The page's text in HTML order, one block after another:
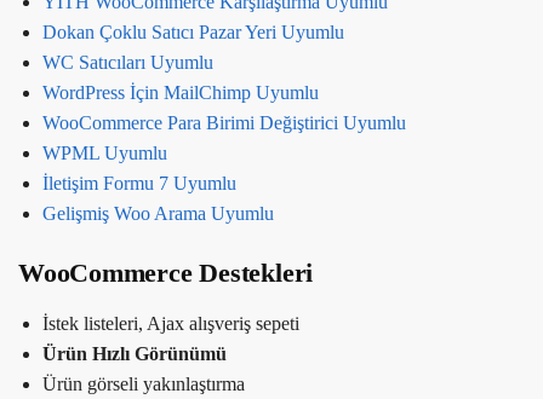
Dokan Çoklu Satıcı Pazar Yeri Uyumlu
WC Satıcıları Uyumlu
WordPress İçin MailChimp Uyumlu
WooCommerce Para Birimi Değiştirici Uyumlu
WPML Uyumlu
İletişim Formu 7 Uyumlu
Gelişmiş Woo Arama Uyumlu
WooCommerce Destekleri
İstek listeleri, Ajax alışveriş sepeti
Ürün Hızlı Görünümü
Ürün görseli yakınlaştırma